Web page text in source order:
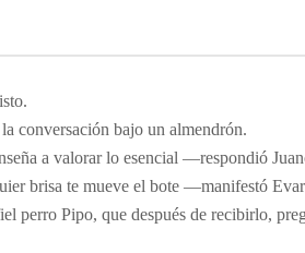
conversación bajo un almendrón.
a valorar lo esencial —respondió
brisa te mueve el bote —manifestó
perro Pipo, que después de recibirlo,